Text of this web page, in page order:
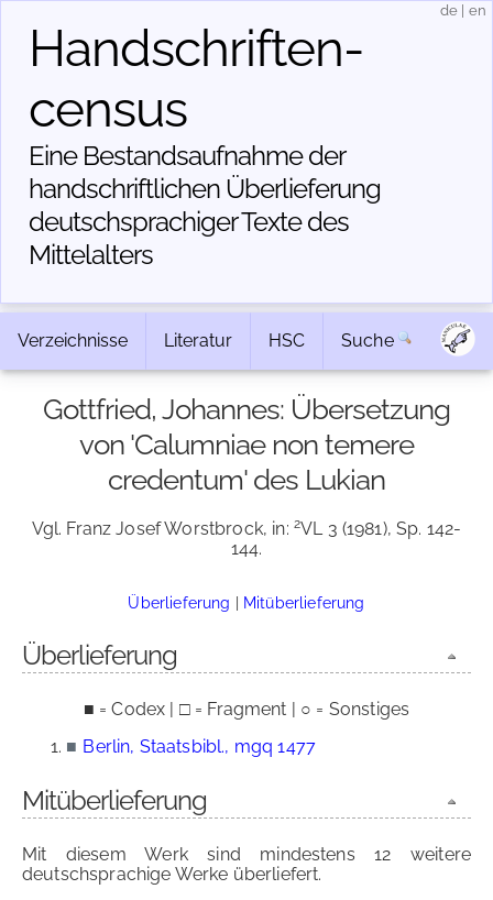
Handschriften­
census
Eine Bestandsaufnahme der
handschriftlichen Über­lieferung
deutschsprachiger Texte des
Mittelalters
de en
Verzeichnisse Literatur HSC Suche
Gottfried, Johannes: Übersetzung
von 'Calumniae non temere
credentum' des Lukian
Vgl. Franz Josef Worstbrock, in: 2VL 3 (1981), Sp. 142-
144.
Überlieferung | Mitüberlieferung
Überlieferung
■ = Codex | □ = Fragment | ○ = Sonstiges
■ Berlin, Staatsbibl., mgq 1477
Mitüberlieferung
Mit diesem Werk sind mindestens 12 weitere
deutschsprachige Werke überliefert.